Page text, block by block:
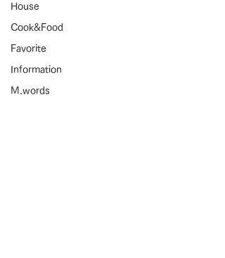
House
Cook&Food
Favorite
Information
M.words